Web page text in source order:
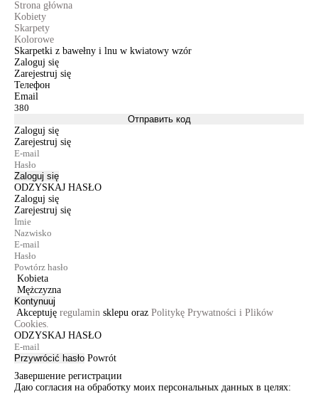
Strona główna
Kobiety
Skarpety
Kolorowe
Skarpetki z bawełny i lnu w kwiatowy wzór
Zaloguj się
Zarejestruj się
Телефон
Email
Отправить код
Zaloguj się
Zarejestruj się
Zaloguj się
ODZYSKAJ HASŁO
Zaloguj się
Zarejestruj się
Kobieta
Mężczyzna
Kontynuuj
Akceptuję regulamin sklepu oraz Politykę Prywatności i Plików
Cookies.
ODZYSKAJ HASŁO
Przywrócić hasło Powrót
Завершение регистрации
Даю согласия на обработку моих персональных данных в целях: